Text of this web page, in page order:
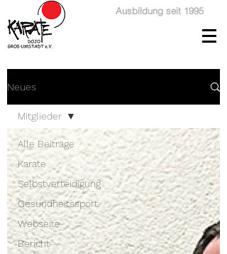
Ausbildung seit 1995
Neues
Alle Beiträge
Karate
Selbstverteidigung
Gesundheitssport
Webseite
Bericht
Mitglieder